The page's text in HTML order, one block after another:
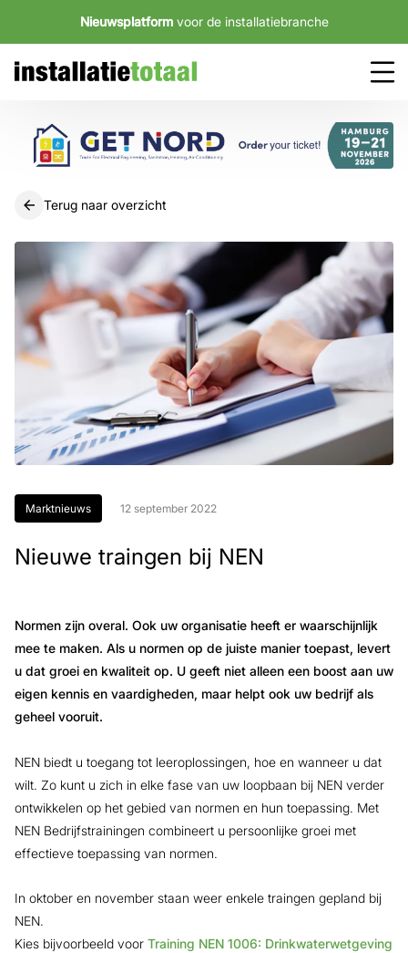
Nieuwsplatform voor de installatiebranche
Terug naar overzicht
Marktnieuws 12 september 2022
Nieuwe traingen bij NEN
Normen zijn overal. Ook uw organisatie heeft er waarschijnlijk
mee te maken. Als u normen op de juiste manier toepast, levert
u dat groei en kwaliteit op. U geeft niet alleen een boost aan uw
eigen kennis en vaardigheden, maar helpt ook uw bedrijf als
geheel vooruit.
NEN biedt u toegang tot leeroplossingen, hoe en wanneer u dat
wilt. Zo kunt u zich in elke fase van uw loopbaan bij NEN verder
ontwikkelen op het gebied van normen en hun toepassing. Met
NEN Bedrijfstrainingen combineert u persoonlijke groei met
effectieve toepassing van normen.
In oktober en november staan weer enkele traingen gepland bij
NEN.
Kies bijvoorbeeld voor Training NEN 1006: Drinkwaterwetgeving